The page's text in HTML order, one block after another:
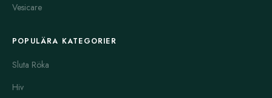
Vesicare
POPULÄRA KATEGORIER
Sluta Röka
Hiv